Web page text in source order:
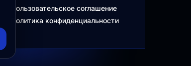
Пользовательское соглашение
Политика конфиденциальности